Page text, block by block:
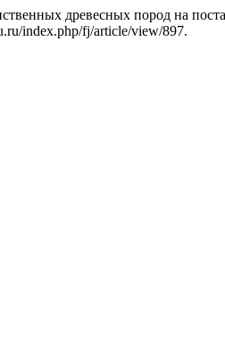
древесных пород на
index.php/fj/article/view/897.